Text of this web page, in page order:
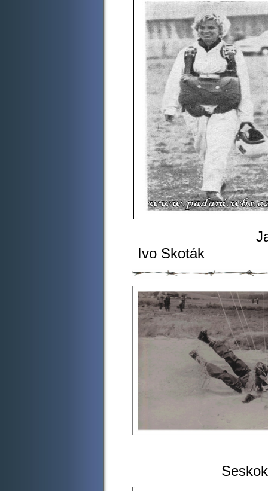
Ivo
Seskok do